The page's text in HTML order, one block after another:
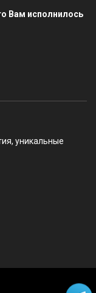
Вам исполнилось
, уникальные